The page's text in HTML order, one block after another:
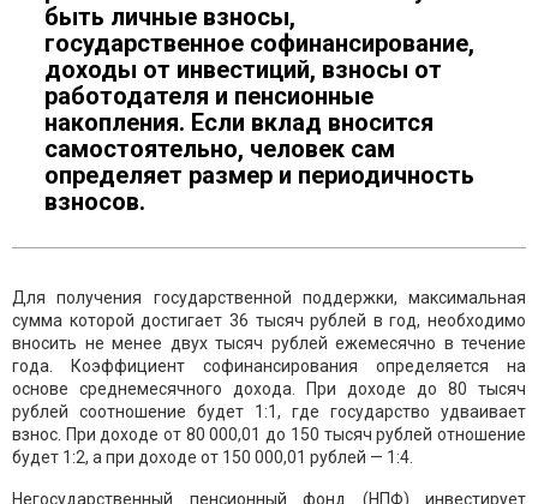
быть личные взносы,
государственное софинансирование,
доходы от инвестиций, взносы от
работодателя и пенсионные
накопления. Если вклад вносится
самостоятельно, человек сам
определяет размер и периодичность
взносов.
Для получения государственной поддержки, максимальная
сумма которой достигает 36 тысяч рублей в год, необходимо
вносить не менее двух тысяч рублей ежемесячно в течение
года. Коэффициент софинансирования определяется на
основе среднемесячного дохода. При доходе до 80 тысяч
рублей соотношение будет 1:1, где государство удваивает
взнос. При доходе от 80 000,01 до 150 тысяч рублей отношение
будет 1:2, а при доходе от 150 000,01 рублей — 1:4.
Негосударственный пенсионный фонд (НПФ) инвестирует